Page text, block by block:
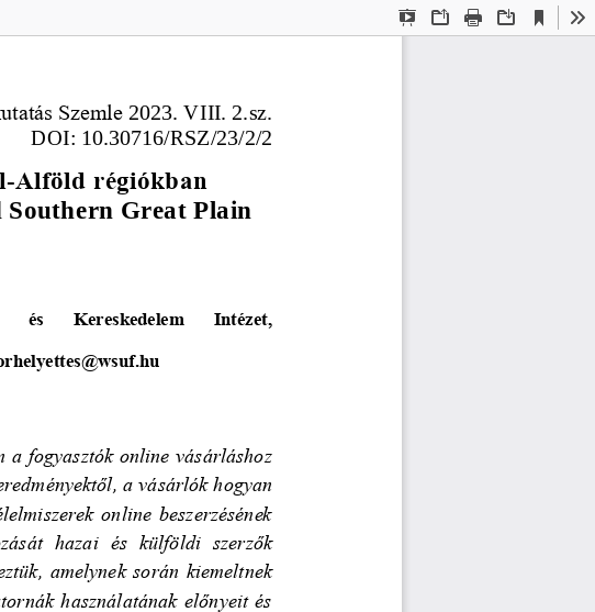
Presentation
OpenPrint Download
Current
View
Szemle 2023. VIII. 2. sz.
DOI: 10.30716/RSZ/23/2/2
-Alföld régiókban
Great Plain
és
Kereskedelem   Intézet,
fogyasztók online vásárláshoz
a vásárlók hogyan
online beszerzésének
hazai  és  külföldi  szerzők
amelynek során kiemeltnek
használatának előnyeit és